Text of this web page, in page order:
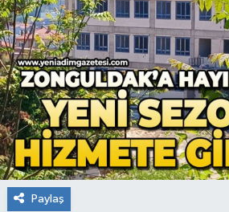
Paylaş
Künye